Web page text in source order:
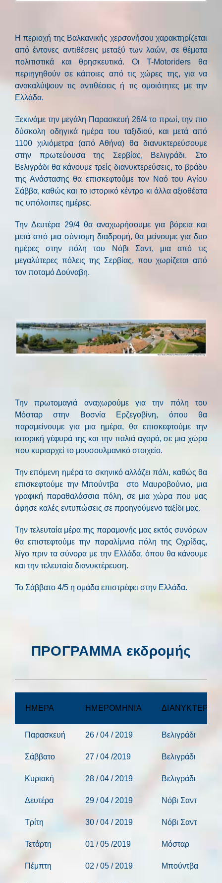
Η περιοχή της Βαλκανικής χερσονήσου χαρακτηρίζεται
από έντονες αντιθέσεις μεταξύ των λαών, σε θέματα
πολιτιστικά και θρησκευτικά. Οι T-Motoriders θα
περιηγηθούν σε κάποιες από τις χώρες της, για να
ανακαλύψουν τις αντιθέσεις ή τις ομοιότητες με την
Ελλάδα.
Ξεκινάμε την μεγάλη Παρασκευή 26/4 το πρωί, την πιο
δύσκολη οδηγικά ημέρα του ταξιδιού, και μετά από
1100 χιλιόμετρα (από Αθήνα) θα διανυκτερεύσουμε
στην πρωτεύουσα της Σερβίας, Βελιγράδι. Στο
Βελιγράδι θα κάνουμε τρείς διανυκτερεύσεις, το βράδυ
της Ανάστασης θα επισκεφτούμε τον Ναό του Αγίου
Σάββα, καθώς και το ιστορικό κέντρο κι άλλα αξιοθέατα
τις υπόλοιπες ημέρες.
Την Δευτέρα 29/4 θα αναχωρήσουμε για βόρεια και
μετά από μια σύντομη διαδρομή, θα μείνουμε για δυο
ημέρες στην πόλη του Νόβι Σαντ, μια από τις
μεγαλύτερες πόλεις της Σερβίας, που χωρίζεται από
τον ποταμό Δούναβη.
Την πρωτομαγιά αναχωρούμε για την πόλη του
Μόσταρ στην Βοσνία Ερζεγοβίνη, όπου θα
παραμείνουμε για μια ημέρα, θα επισκεφτούμε την
ιστορική γέφυρά της και την παλιά αγορά, σε μια χώρα
που κυριαρχεί το μουσουλμανικό στοιχείο.
Την επόμενη ημέρα το σκηνικό αλλάζει πάλι, καθώς θα
επισκεφτούμε την Μπούντβα
στο Μαυροβούνιο, μια
γραφική παραθαλάσσια πόλη, σε μια χώρα που μας
άφησε καλές εντυπώσεις σε προηγούμενο ταξίδι μας.
Την τελευταία μέρα της παραμονής μας εκτός συνόρων
θα επιστεφτούμε την παραλίμνια πόλη της Οχρίδας,
λίγο πριν τα σύνορα με την Ελλάδα, όπου θα κάνουμε
και την τελευταία διανυκτέρευση.
Το Σάββατο 4/5 η ομάδα επιστρέφει στην Ελλάδα.
ΠΡΟΓΡΑΜΜΑ εκδρομής
ΗΜΕΡΑ ΗΜΕΡΟΜΗΝΙΑ
Παρασκευή
Σάββατο
Κυριακή
Δευτέρα
Τρίτη
Τετάρτη
Πέμπτη
26 / 04 / 2019
27 / 04 /2019
28 / 04 / 2019
29 / 04 / 2019
30 / 04 / 2019
01 / 05 /2019
02 / 05 / 2019
Βελιγράδι
Βελιγράδι
Βελιγράδι
Νόβι Σαντ
Νόβι Σαντ
Μόσταρ
Μπούντβα